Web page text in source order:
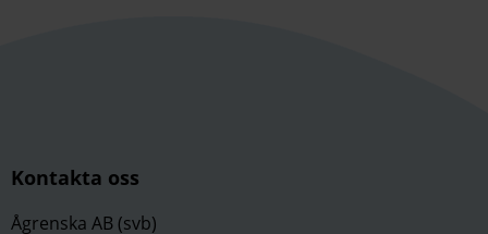
Kontakta oss
Ågrenska AB (svb)